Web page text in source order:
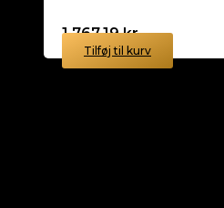
1.767,19kr.
Tilføj til kurv